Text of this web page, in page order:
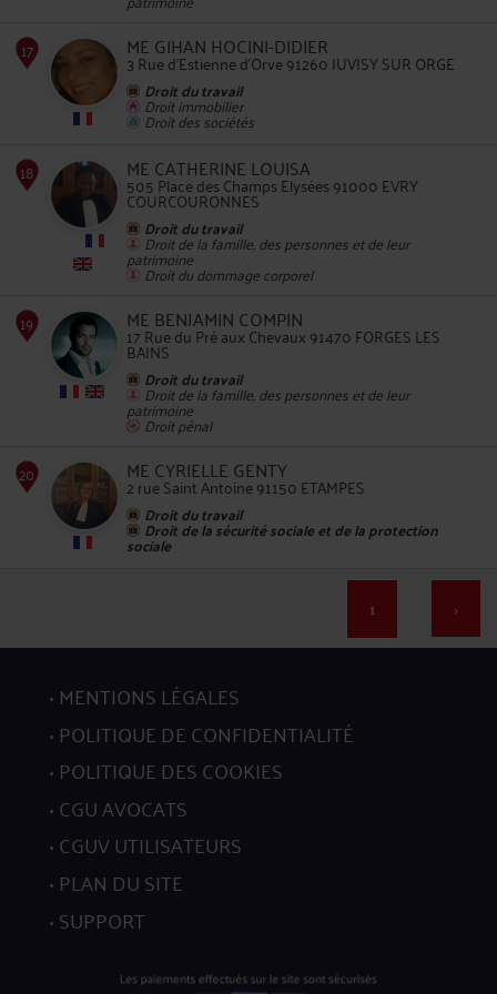
16
ME GIHAN HOCINI-DIDIER
3 Rue d'Estienne d'Orve 91260 JUVISY SUR ORGE
Droit du travail
Droit immobilier
Droit des sociétés
ME CATHERINE LOUISA
505 Place des Champs Elysées 91000 EVRY
COURCOURONNES
Droit du travail
Droit de la famille, des personnes et de leur
patrimoine
Droit du dommage corporel
ME BENJAMIN COMPIN
17 Rue du Pré aux Chevaux 91470 FORGES LES
BAINS
Droit du travail
Droit de la famille, des personnes et de leur
patrimoine
Droit pénal
ME CYRIELLE GENTY
2 rue Saint Antoine 91150 ETAMPES
Droit du travail
Droit de la sécurité sociale et de la protection
sociale
1 >
MENTIONS LÉGALES
POLITIQUE DE CONFIDENTIALITÉ
POLITIQUE DES COOKIES
CGU AVOCATS
CGUV UTILISATEURS
PLAN DU SITE
SUPPORT